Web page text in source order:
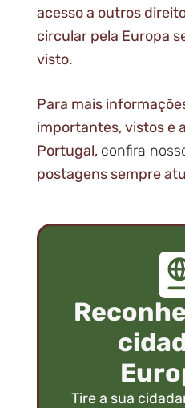
acesso a outros
circular pela Europa
visto.
Para mais
importantes, vistos e
Portugal, confira
postagens sempre
Tire a sua